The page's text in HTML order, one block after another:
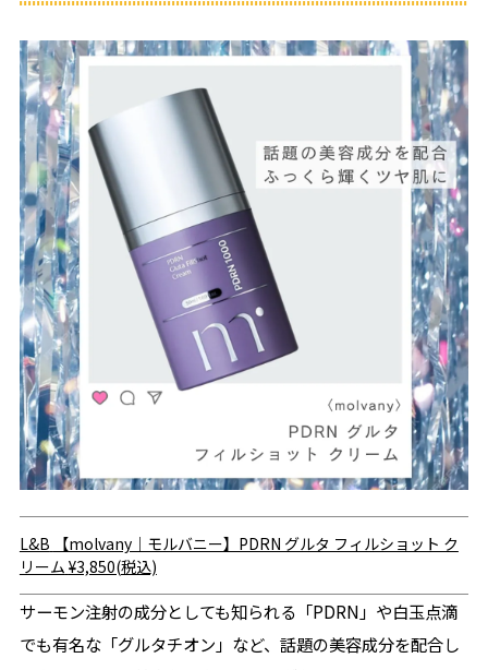
L&B
【molvany｜モルバニー】PDRN グルタ フィルショット ク
リーム ¥3,850(税込)
サーモン注射の成分としても知られる「PDRN」や白玉点滴
でも有名な「グルタチオン」など、話題の美容成分を配合し